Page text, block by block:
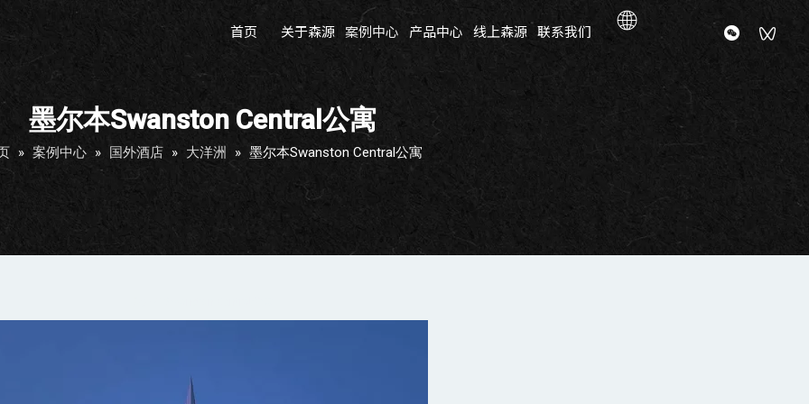
首页 关于森源 案例中心 产品中心 线上森源 联系我们
墨尔本Swanston Central公寓
» 案例中心 » 国外酒店 » 大洋洲 » 墨尔本Swanston Central公寓